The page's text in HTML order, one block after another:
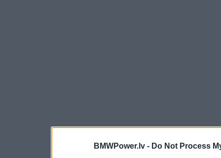
BMWPower.lv - Do Not Process